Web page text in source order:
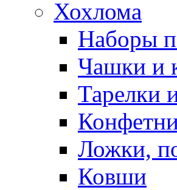
Хохлома
Наборы
Чашки и
Тарелки
Ложки,
Ковши